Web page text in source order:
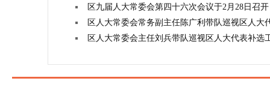
区九届人大常委会第四十六次会议于2月28日召开
区人大常委会常务副主任陈广利带队巡视区人大
区人大常委会主任刘兵带队巡视区人大代表补选